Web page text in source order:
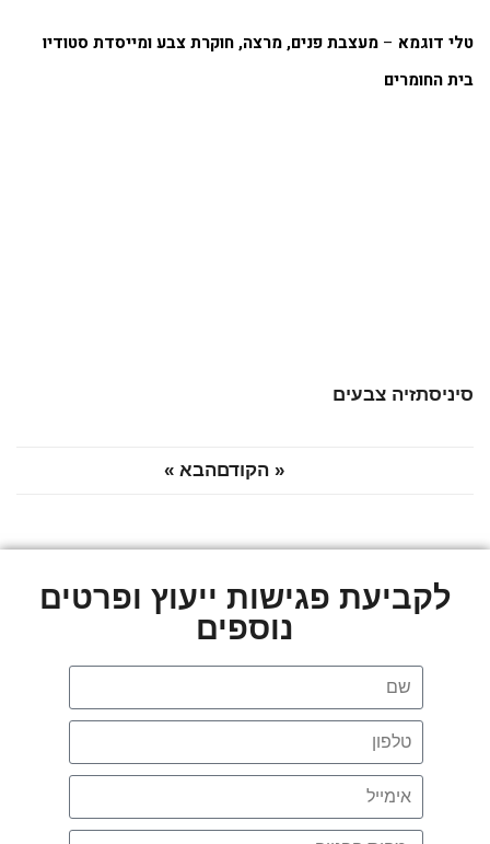
דוגמא–מעצבת פנים,מרצה, חוקרת צבע ומייסדת סטודיו
החומרים
צבעים
« הקודםהבא »
לקביעת פגישות ייעוץ ופרטים
נוספים